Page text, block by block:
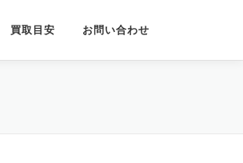
買取目安 お問い合わせ